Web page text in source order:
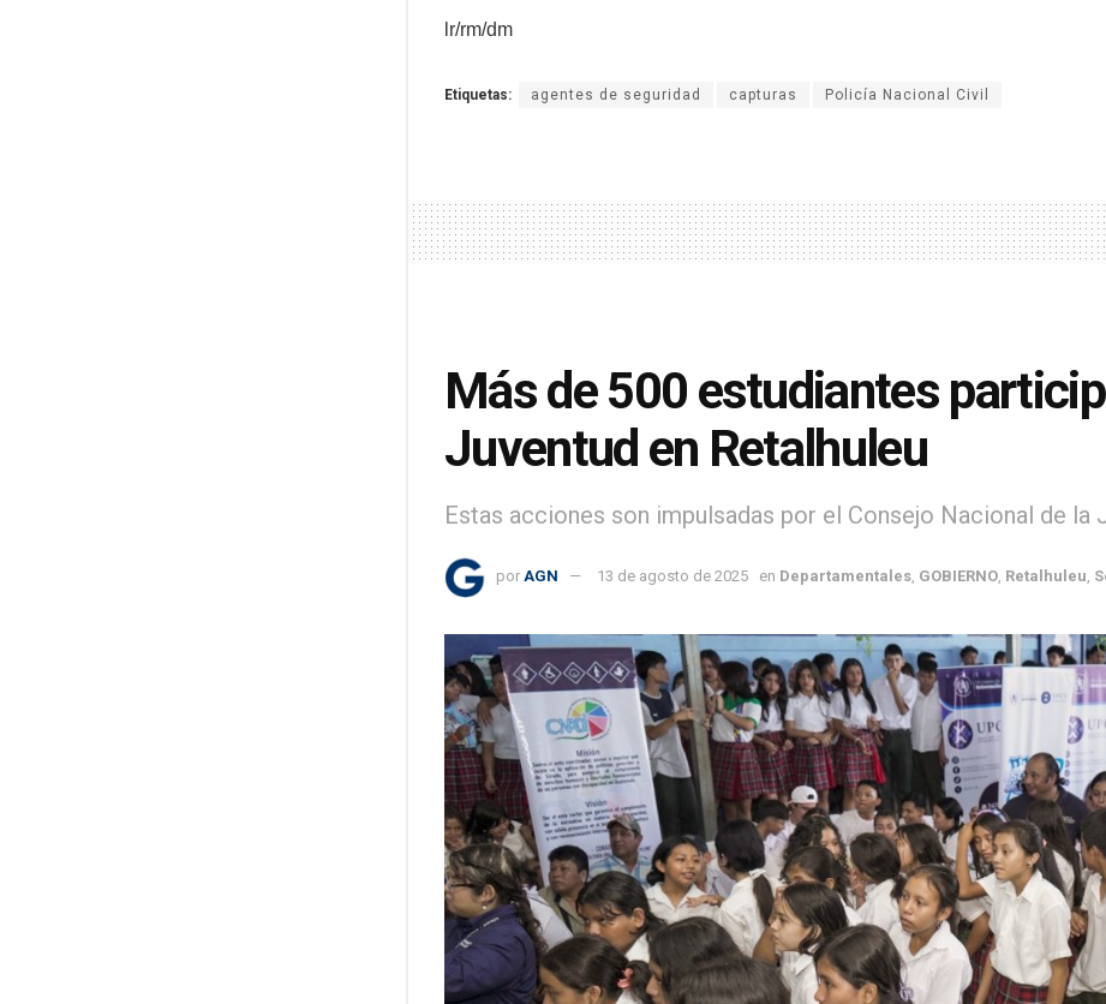
lr/rm/dm
Etiquetas: agentes de seguridad capturas Policía Nacional Civil
Más de 500 estudiantes
Juventud en Retalhuleu
Estas acciones son impulsadas por el Consejo Nacional de la
por AGN 13 de agosto de 2025 en Departamentales GOBIERNO Retalhuleu